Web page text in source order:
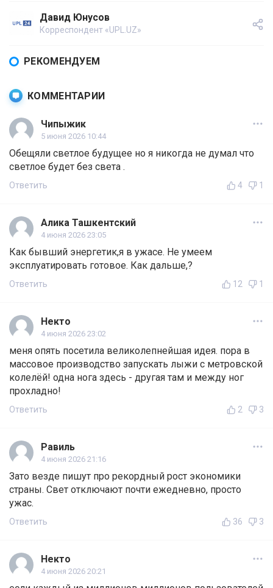
Давид Юнусов
Корреспондент «UPL.UZ»
РЕКОМЕНДУЕМ
КОММЕНТАРИИ
Чипыжик
5 июня 2026 10:44
Обещяли светлое будущее но я никогда не думал что
светлое будет без света .
Ответить 4 1
Алика Ташкентский
4 июня 2026 23:05
Как бывший энергетик,я в ужасе. Не умеем
эксплуатировать готовое. Как дальше,?
Ответить 12 1
Некто
4 июня 2026 23:02
меня опять посетила великолепнейшая идея. пора в
массовое производство запускать лыжи с метровской
колелёй! одна нога здесь - другая там и между ног
прохладно!
Ответить 2 3
Равиль
4 июня 2026 21:16
Зато везде пишут про рекордный рост экономики
страны. Свет отключают почти ежедневно, просто
ужас.
Ответить 36 3
Некто
4 июня 2026 20:21